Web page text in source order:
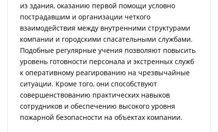
из здания, оказанию первой помощи условно
пострадавшим и организации четкого
взаимодействия между внутренними структурами
компании и городскими спасательными службами.
Подобные регулярные учения позволяют повысить
уровень готовности персонала и экстренных служб
к оперативному реагированию на чрезвычайные
ситуации. Кроме того, они способствуют
совершенствованию практических навыков
сотрудников и обеспечению высокого уровня
пожарной безопасности на объектах компании.